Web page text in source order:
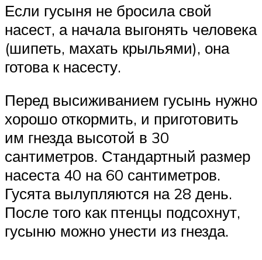
Если гусыня не бросила свой
насест, а начала выгонять человека
(шипеть, махать крыльями), она
готова к насесту.
Перед высиживанием гусынь нужно
хорошо откормить, и приготовить
им гнезда высотой в 30
сантиметров. Стандартный размер
насеста 40 на 60 сантиметров.
Гусята вылупляются на 28 день.
После того как птенцы подсохнут,
гусыню можно унести из гнезда.